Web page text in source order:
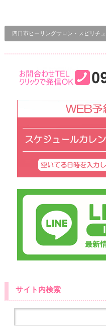
四日市ヒーリングサロン・スピリチ
サイト内検索